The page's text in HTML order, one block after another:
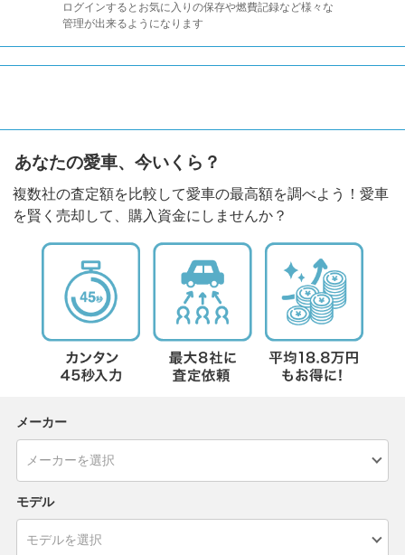
ログインするとお気に入りの保存や燃費記録など様々な
管理が出来るようになります
あなたの愛車、今いくら？
複数社の査定額を比較して愛車の最高額を調べよう！愛車
を賢く売却して、購入資金にしませんか？
メーカー
モデル